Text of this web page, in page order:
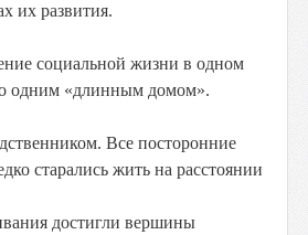
их развития.
социальной жизни в одном
одним «длинным домом».
Все посторонние
старались жить на расстоянии
достигли вершины